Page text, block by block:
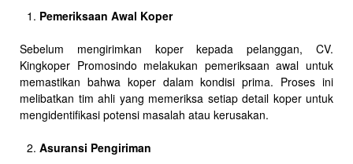
Pemeriksaan Awal Koper
Sebelum mengirimkan koper kepada pelanggan, CV.
Kingkoper Promosindo melakukan pemeriksaan awal untuk
memastikan bahwa koper dalam kondisi prima. Proses ini
melibatkan tim ahli yang memeriksa setiap detail koper untuk
mengidentifikasi potensi masalah atau kerusakan.
Asuransi Pengiriman